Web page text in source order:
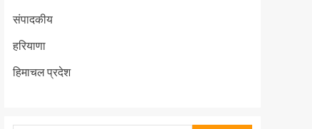
संपादकीय
हरियाणा
हिमाचल प्रदेश